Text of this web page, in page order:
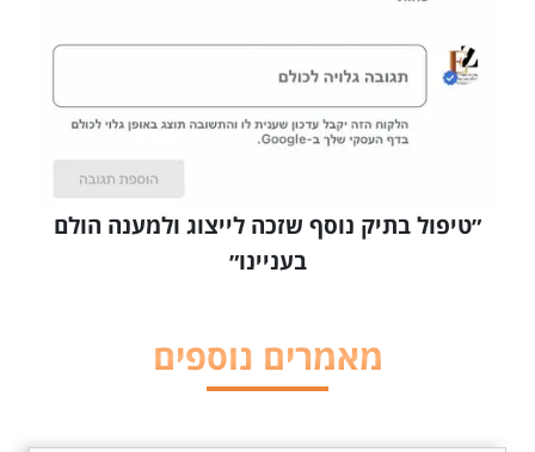
״טיפול בתיק נוסף שזכה לייצוג ולמענה הולם
בעניינו״
מאמרים נוספים